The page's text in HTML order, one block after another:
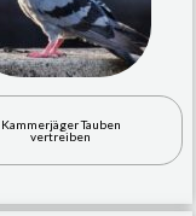
Kammerjäger Tauben
vertreiben